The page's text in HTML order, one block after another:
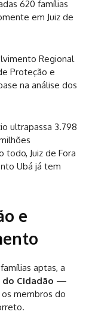
620 famílias
em Juiz de
Regional
Proteção e
na análise dos
ultrapassa 3.798
todo, Juiz de Fora
Ubá já tem
e
aptas, a
Cidadão —
os membros do